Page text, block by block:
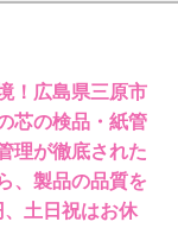
！広島県三原市
芯の検品・紙管
理が徹底された
、製品の品質を
土日祝はお休